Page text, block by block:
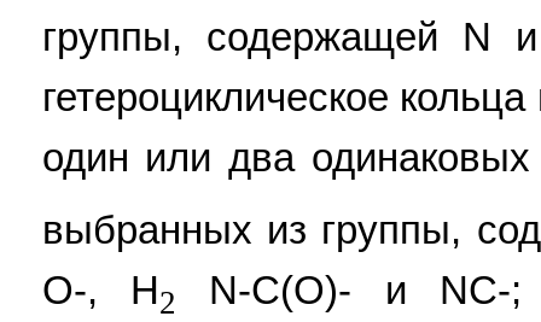
группы, содержащей N
гетероциклическое
один или два
выбранных из группы,
O-, H2
N-C(O)- и NC-;